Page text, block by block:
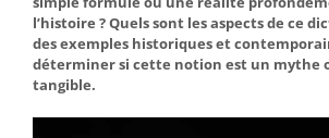
l’histoire ? Quels sont les aspects de ce
des exemples historiques et
déterminer si cette notion est un mythe
tangible.